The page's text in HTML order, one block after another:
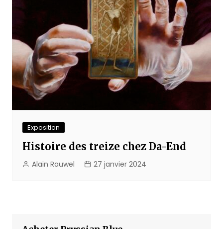
Exposition
Histoire des treize chez Da-End
Alain Rauwel 27 janvier 2024